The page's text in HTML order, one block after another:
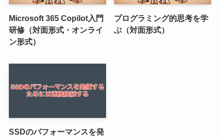
Microsoft 365 Copilot入門
研修（対面形式・オンライ
ン形式）
プログラミング的思考を学
ぶ（対面形式）
SSDのパフォーマンスを発